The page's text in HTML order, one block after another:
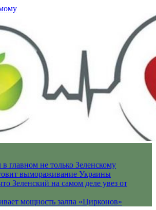
в главном не только Зеленскому
вымораживание Украины
Зеленский на самом деле увез от
мощность залпа «Цирконов»